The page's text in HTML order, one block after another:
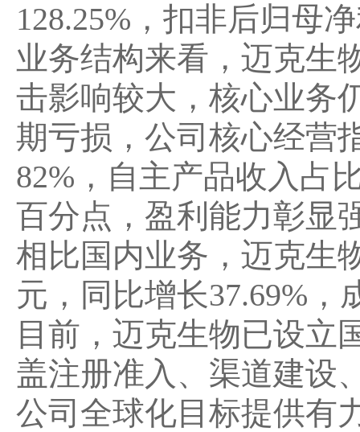
128.25%，扣非后归母
业务结构来看，迈克生
击影响较大，核心业务
期亏损，公司核心经营
82%，自主产品收入占
百分点，盈利能力彰显
相比国内业务， 迈克生
元，同比增长37.69%
目前，迈克生物已设立
盖注册准入、渠道建设
公司全球化目标提供有